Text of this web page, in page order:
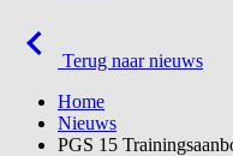
Terug naar nieuws
Home
Nieuws
PGS 15